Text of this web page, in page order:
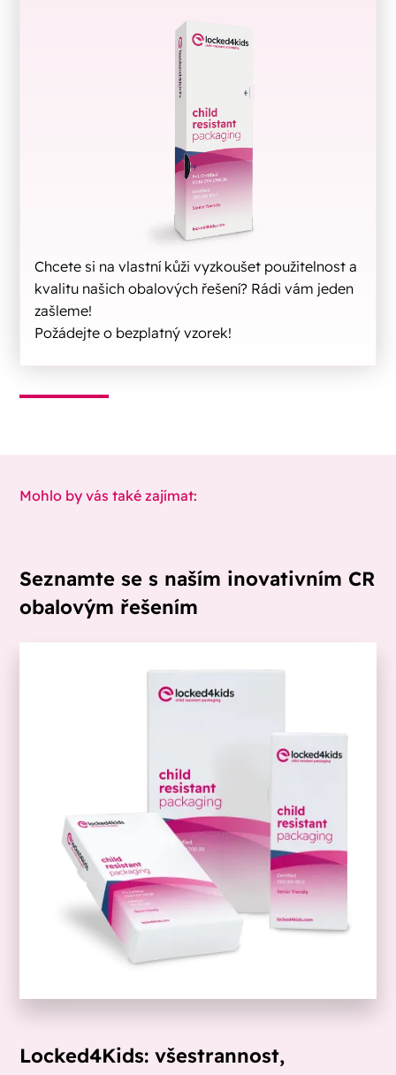
Chcete si na vlastní kůži vyzkoušet použitelnost a
kvalitu našich obalových řešení? Rádi vám jeden
zašleme!
Požádejte o bezplatný vzorek!
Mohlo by vás také zajímat:
Seznamte se s naším inovativním CR
obalovým řešením
Locked4Kids: všestrannost,